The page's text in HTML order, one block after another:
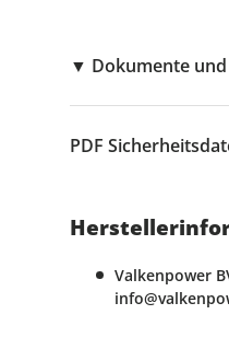
▼ Dokumente
PDF
Valkenpower